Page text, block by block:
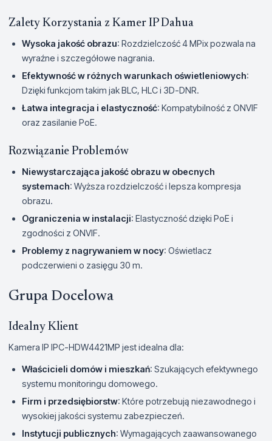
Zalety Korzystania z Kamer IP Dahua
Wysoka jakość obrazu: Rozdzielczość 4 MPix pozwala na
wyraźne i szczegółowe nagrania.
Efektywność w różnych warunkach oświetleniowych:
Dzięki funkcjom takim jak BLC, HLC i 3D-DNR.
Łatwa integracja i elastyczność: Kompatybilność z ONVIF
oraz zasilanie PoE.
Rozwiązanie Problemów
Niewystarczająca jakość obrazu w obecnych
systemach: Wyższa rozdzielczość i lepsza kompresja
obrazu.
Ograniczenia w instalacji: Elastyczność dzięki PoE i
zgodności z ONVIF.
Problemy z nagrywaniem w nocy: Oświetlacz
podczerwieni o zasięgu 30 m.
Grupa Docelowa
Idealny Klient
Kamera IP IPC-HDW4421MP jest idealna dla:
Właścicieli domów i mieszkań: Szukających efektywnego
systemu monitoringu domowego.
Firm i przedsiębiorstw: Które potrzebują niezawodnego i
wysokiej jakości systemu zabezpieczeń.
Instytucji publicznych: Wymagających zaawansowanego